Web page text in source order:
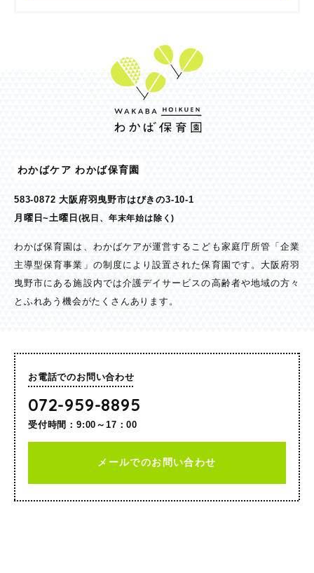
わかばケア わかば保育園
583-0872 大阪府羽曳野市はびきの3-10-1
月曜日~土曜日(祝日、年末年始は除く)
わかば保育園は、わかばケアが運営するこども家庭庁所管「企業
主導型保育事業」の制度により設置された保育園です。大阪府羽
曳野市にある施設内では介護デイサービスの高齢者や地域の方々
とふれあう機会がたくさんあります。
お電話でのお問い合わせ
072-959-8895
受付時間：9:00～17：00
メールでのお問い合わせ